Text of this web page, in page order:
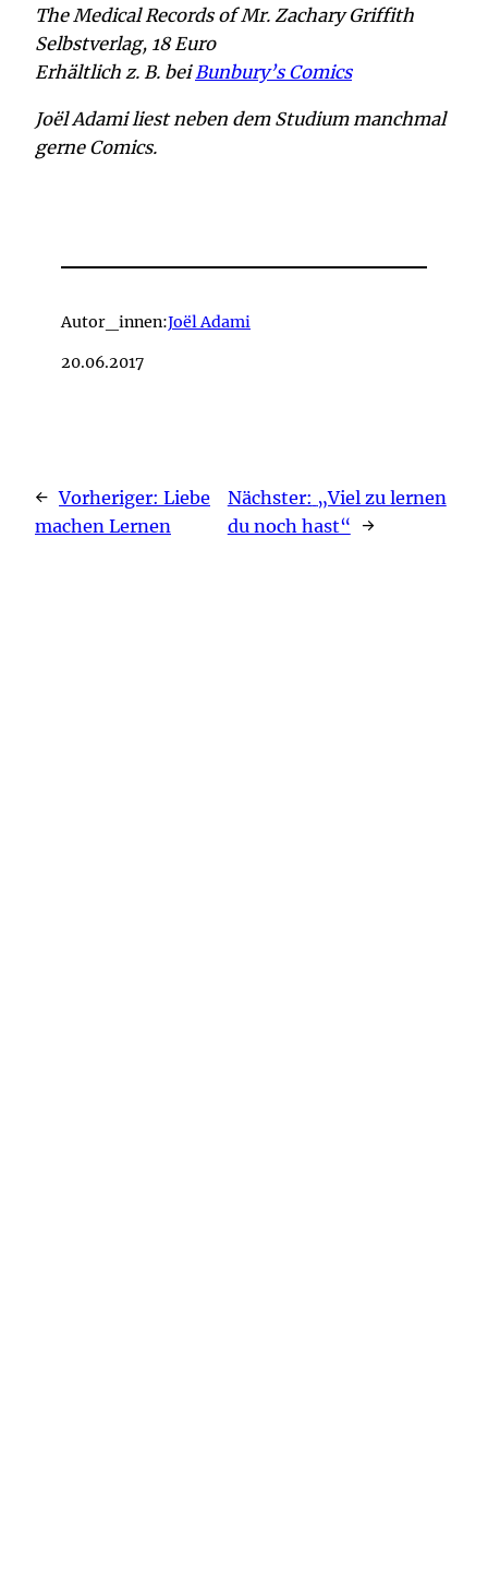
The Medical Records of Mr. Zachary Griffith
Selbstverlag, 18 Euro
Erhältlich z. B. beiBunbury’s Comics
Joël Adami liest neben dem Studium manchmal
gerne Comics.
Autor_innen:Joël Adami
20.06.2017
← Vorheriger: Liebe
machen Lernen
Nächster: „Viel zu lernen
du noch hast“ →